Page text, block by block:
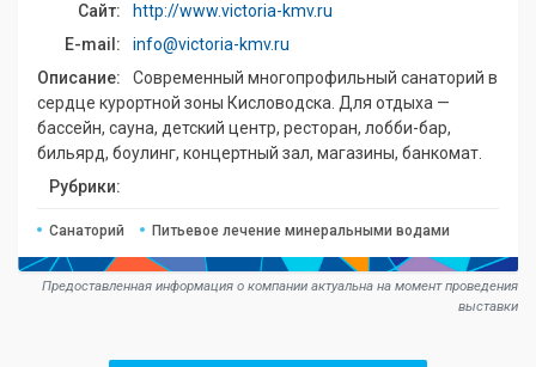
Сайт:
http://www.victoria-kmv.ru
E-mail:
info@victoria-kmv.ru
Описание:
Современный многопрофильный санаторий в
сердце курортной зоны Кисловодска. Для отдыха —
бассейн, сауна, детский центр, ресторан, лобби-бар,
бильярд, боулинг, концертный зал, магазины, банкомат.
Рубрики:
Санаторий Питьевое лечение минеральными водами
Предоставленная информация о компании актуальна на момент проведения
выставки